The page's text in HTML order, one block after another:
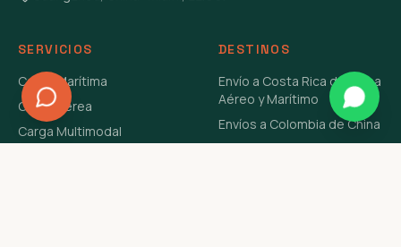
SERVICIOS
Carga Marítima
Carga Aérea
Carga Multimodal
DESTINOS
Envío a Costa Rica de China
Aéreo y Marítimo
Envíos a Colombia de China